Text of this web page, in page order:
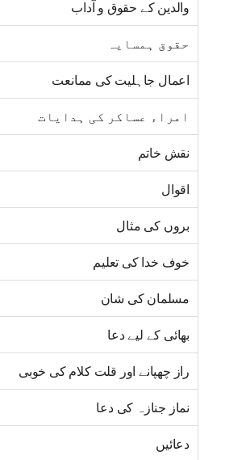
والدین کے حقوق و آداب
حقوق ہمسایہ
اعمال جاہلیت کی ممانعت
امراء عساکر کی ہدایات
نقش خاتم
اقوال
بروں کی مثال
خوف خدا کی تعلیم
مسلمان کی شان
بھائی کے لیے دعا
راز چھپانے اور قلت کلام کی خوبی
نماز جنازہ کی دعا
دعائیں